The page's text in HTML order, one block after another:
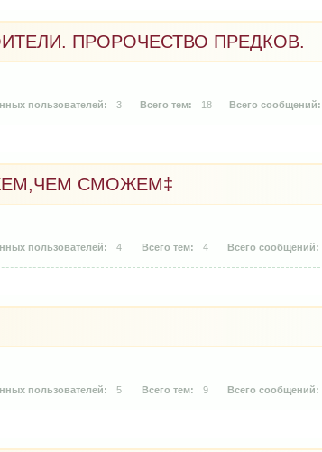
ПРОРОЧЕСТВО ПРЕДКОВ.
3 18
СМОЖЕМ‡
4 4
5 9